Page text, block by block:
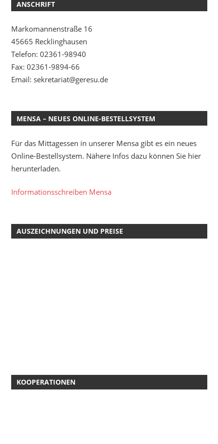
ANSCHRIFT
Markomannenstraße 16
45665 Recklinghausen
Telefon: 02361-98940
Fax: 02361-9894-66
Email: sekretariat@geresu.de
MENSA – NEUES ONLINE-BESTELLSYSTEM
Für das Mittagessen in unserer Mensa gibt es ein neues
Online-Bestellsystem. Nähere Infos dazu können Sie hier
herunterladen.
Informationsschreiben Mensa
AUSZEICHNUNGEN UND PREISE
KOOPERATIONEN